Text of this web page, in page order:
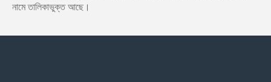
নামে তালিকাভুক্ত আছে।